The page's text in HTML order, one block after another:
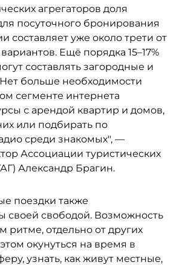
агрегаторов доля
посуточного бронирования
составляет уже около трети от
Ещё порядка 15–17%
составлять загородные и
больше необходимости
сегменте интернета
с арендой квартир и домов,
или подбирать по
среди знакомых", —
Ассоциации туристических
Александр Брагин.
поездки также
своей свободой. Возможность
ритме, отдельно от других
окунуться на время в
узнать, как живут местные,